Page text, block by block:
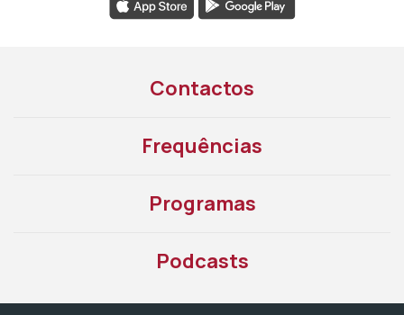
Contactos
Frequências
Programas
Podcasts